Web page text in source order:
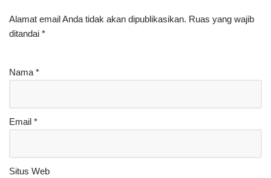
Alamat email Anda tidak akan dipublikasikan. Ruas yang wajib
ditandai *
Nama *
Email *
Situs Web